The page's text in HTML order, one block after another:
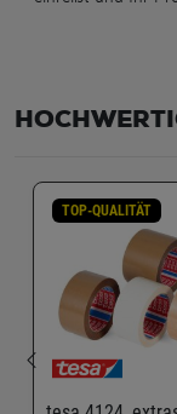
TOP-QUALITÄT